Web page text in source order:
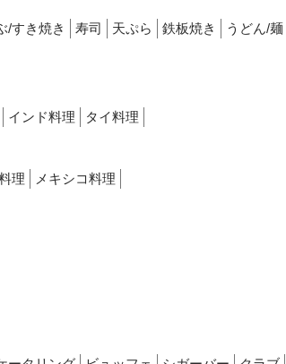
/すき焼き 寿司 天ぷら 鉄板焼き
うどん/麺
インド料理 タイ料理
理 メキシコ料理